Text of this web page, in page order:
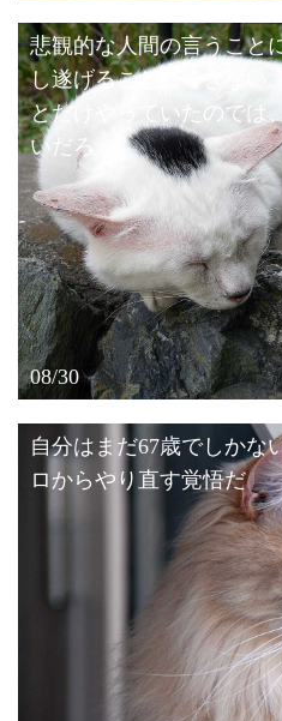
悲観的な人間の言うこと
し遂げることはできない
とだけやっていたのでは
いだろう。
08/30
自分はまだ67歳でしかな
ロからやり直す覚悟だ